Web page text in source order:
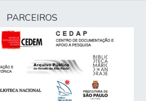
PARCEIROS